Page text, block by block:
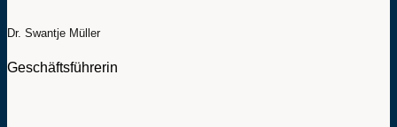
Dr. Swantje Müller
Geschäftsführerin